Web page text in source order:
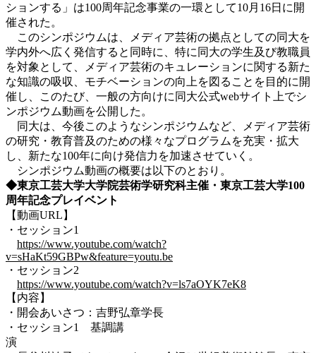
ションする」は100周年記念事業の一環として10月16日に開
催された。
このシンポジウムは、メディア芸術の拠点としての同大を
学内外へ広く発信すると同時に、特に同大の学生及び教職員
を対象として、メディア芸術のキュレーションに関する新た
な知識の吸収、モチベーションの向上を図ることを目的に開
催し、このたび、一般の方向けに同大公式webサイト上でシ
ンポジウム動画を公開した。
同大は、今後このようなシンポジウムなど、メディア芸術
の研究・教育普及のための様々なプログラムを充実・拡大
し、新たな100年に向け発信力を加速させていく。
シンポジウム動画の概要は以下のとおり。
◆東京工芸大学大学院芸術学研究科主催・東京工芸大学100
周年記念プレイベント
【動画URL】
・セッション1
https://www.youtube.com/watch?
v=sHaKt59GBPw&feature=youtu.be
・セッション2
https://www.youtube.com/watch?v=ls7aOYK7eK8
【内容】
・開会あいさつ：吉野弘章学長
・セッション1 基調講